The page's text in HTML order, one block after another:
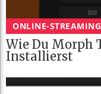
ONLINE-STREAMING
Wie Du Morph
Installierst